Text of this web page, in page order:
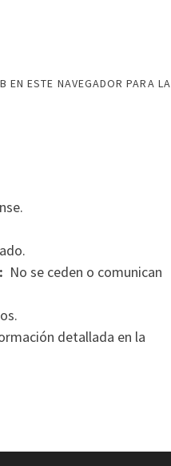
EN ESTE NAVEGADOR PARA LA
No se ceden o comunican
detallada en la